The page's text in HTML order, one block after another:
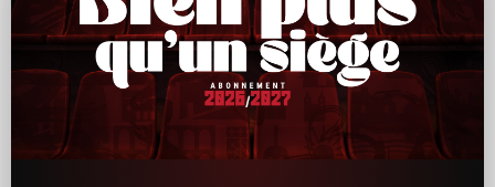
CVB52–Toulouse : un bon départ, puis trop